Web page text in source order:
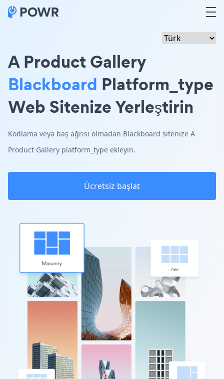
A Product Gallery
Blackboard Platform_type
Web Sitenize Yerleştirin
Kodlama veya baş ağrısı olmadan Blackboard sitenize A
Product Gallery platform_type ekleyin.
Ücretsiz başlat